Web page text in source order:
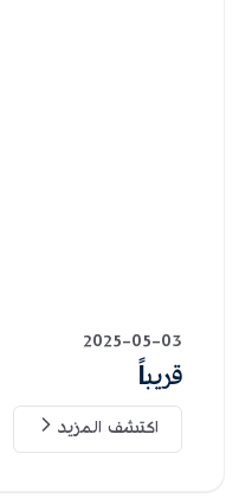
2025-05-03
قريباً
اكتشف المزيد